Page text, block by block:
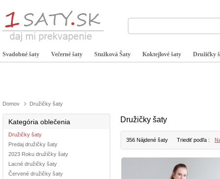
Svadobné šaty Večerné šaty Stužková Šaty Koktejlové šaty Družičky
Domov Družičky šaty
Kategória oblečenia
Družičky šaty
Predaj družičky šaty
2023 Roku družičky šaty
Lacné družičky šaty
Červené družičky šaty
Družičky šaty
356 Nájdené šaty Triediť podľa :